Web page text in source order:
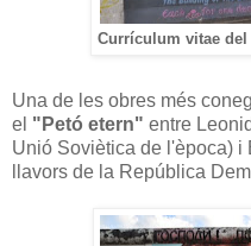
Currículum vitae del
Una de les obres més
el "Petó etern" entre
Unió Soviètica de l'època) i
llavors de la República